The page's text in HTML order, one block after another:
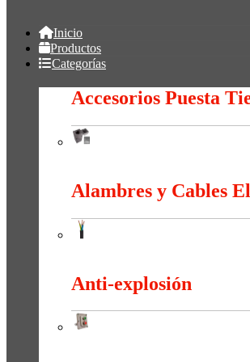
Inicio
Productos
Categorías
Accesorios Puesta
Alambres y Cables
Anti-explosión